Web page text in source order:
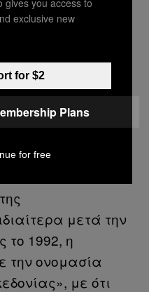
χρόνια,
μετά την
το 1992, η
την ονομασία
με ότι
exclusive new
for $2
Plans
for free